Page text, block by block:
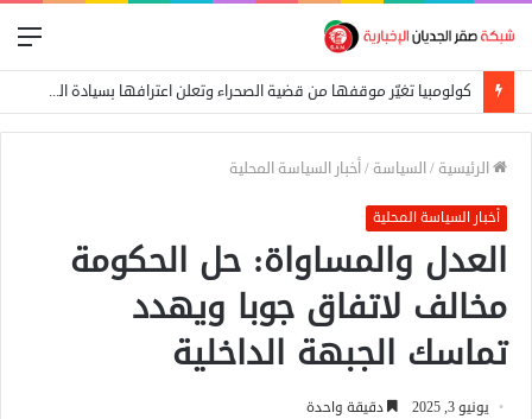
كولومبيا تغيّر موقفها من قضية الصحراء وتعلن اعترافها بسيادة المغرب
الرئيسية /السياسة /أخبار السياسة المحلية
أخبار السياسة المحلية
العدل والمساواة: حل الحكومة
مخالف لاتفاق جوبا ويهدد
تماسك الجبهة الداخلية
يونيو 3, 2025 دقيقة واحدة